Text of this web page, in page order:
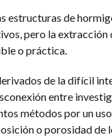
estructuras de
pero la extracción
o práctica.
de la difícil
entre
métodos por un
o porosidad de